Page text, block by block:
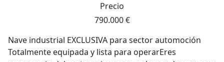
Precio
790.000 €
Nave industrial EXCLUSIVA para sector automoción
Totalmente equipada y lista para operarEres